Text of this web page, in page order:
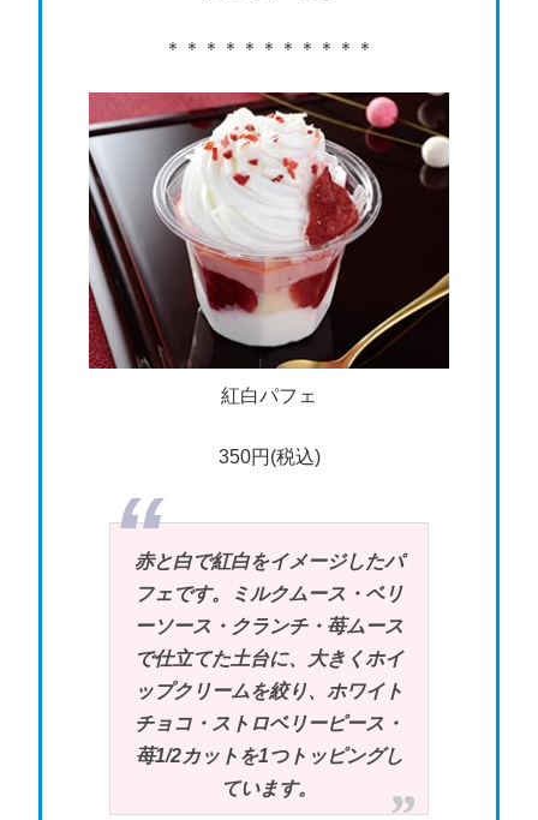
＊＊＊＊＊＊＊＊＊＊＊
紅白パフェ
350円(税込)
赤と白で紅白をイメージしたパ
フェです。ミルクムース・ベリ
ーソース・クランチ・苺ムース
で仕立てた土台に、大きくホイ
ップクリームを絞り、ホワイト
チョコ・ストロベリーピース・
苺1/2カットを1つトッピングし
ています。